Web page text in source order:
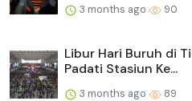
3 months ago 90
Libur Hari Buruh di
Padati Stasiun Ke...
3 months ago 89